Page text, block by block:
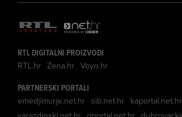
RTL DIGITALNI PROIZVODI
RTL.hr Zena.hr Voyo.hr
PARTNERSKI PORTALI
emedjimurje.net.hr sib.net.hr kaportal.net.hr